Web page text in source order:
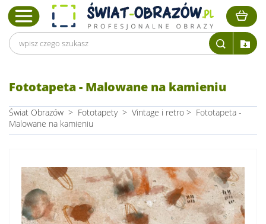
Fototapeta - Malowane na kamieniu
Świat Obrazów > Fototapety > Vintage i retro > Fototapeta -
Malowane na kamieniu